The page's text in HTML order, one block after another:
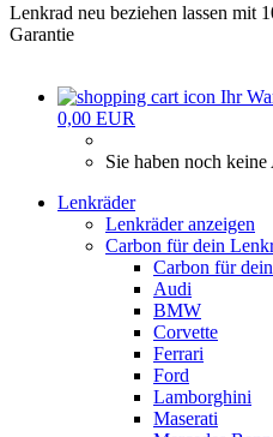
Lenkrad neu beziehen lassen mit
Garantie
Ihr
0,00 EUR
Sie haben noch
Lenkräder
Lenkräder anzeigen
Carbon für dein
Carbon für
Audi
BMW
Corvette
Ferrari
Ford
Lamborghini
Maserati